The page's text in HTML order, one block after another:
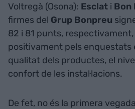
Voltregà (Osona): Esclat i Bon
firmes del Grup Bonpreu
82 i 81 punts,
positivament pels enquestats
qualitat dels productes, el
confort de les instal·lacions.
De fet, no és la primera